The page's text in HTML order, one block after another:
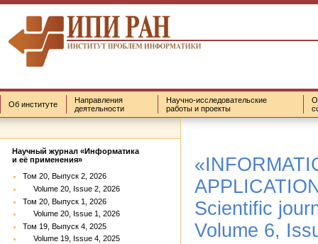
Об институте
Направления
деятельности
Научно-исследовательские
работы и проекты
Научный журнал «Информатика
и её применения»
Том 20, Выпуск 2, 2026
Volume 20, Issue 2, 2026
Том 20, Выпуск 1, 2026
Volume 20, Issue 1, 2026
Том 19, Выпуск 4, 2025
Volume 19, Issue 4, 2025
Scientific
Volume 6,